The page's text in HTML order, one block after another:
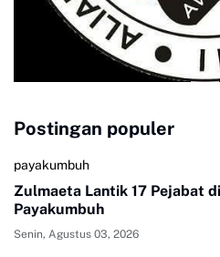
Postingan populer
payakumbuh
Zulmaeta Lantik 17 Pejabat
Payakumbuh
Senin, Agustus 03, 2026